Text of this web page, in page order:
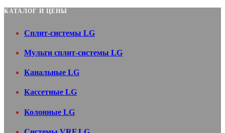
КАТАЛОГ И ЦЕНЫ
Сплит-системы LG
Мульти сплит-системы LG
Канальные LG
Кассетные LG
Колонные LG